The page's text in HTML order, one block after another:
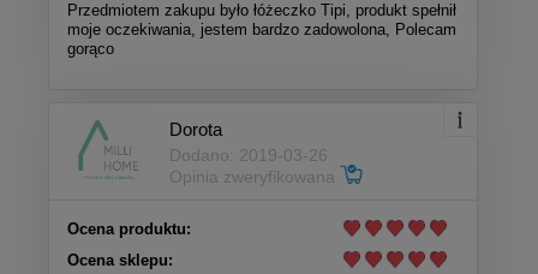
Przedmiotem zakupu było łóżeczko Tipi, produkt spełnił
moje oczekiwania, jestem bardzo zadowolona, Polecam
gorąco
Dorota
Dodano: 2019-03-26
Opinia zweryfikowana
Ocena produktu:
Ocena sklepu: